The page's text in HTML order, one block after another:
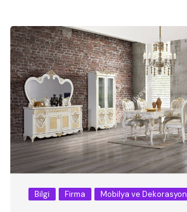
Bilgi Firma Mobilya ve Dekorasyon